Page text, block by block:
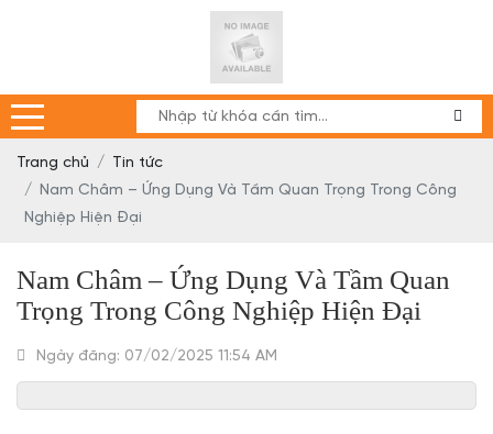
Trang chủ
Tin tức
Nam Châm – Ứng Dụng Và Tầm Quan Trọng Trong Công
Nghiệp Hiện Đại
Nam Châm – Ứng Dụng Và Tầm Quan
Trọng Trong Công Nghiệp Hiện Đại
Ngày đăng: 07/02/2025 11:54 AM